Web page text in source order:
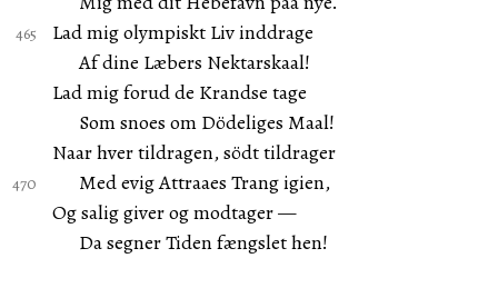
Lad mig olympiskt Liv inddrage
Af dine Læbers Nektarskaal!
Lad mig forud de Krandse tage
Som snoes om Dödeliges Maal!
Naar hver tildragen, södt tildrager
Med evig Attraaes Trang igien,
Og salig giver og modtager —
Da segner Tiden fængslet hen!